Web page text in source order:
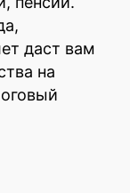
даст вам
на